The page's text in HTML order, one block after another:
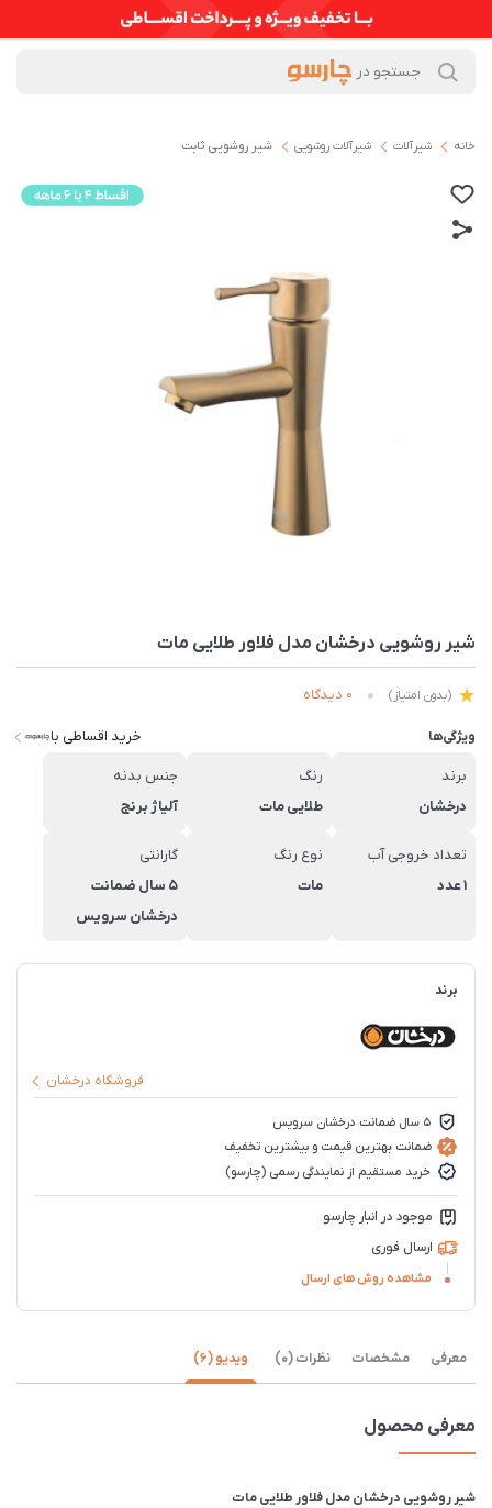
خانه شیرآلات شیرآلات روشویی شیر روشویی ثابت
شیر روشویی درخشان مدل فلاور طلایی مات
(بدون امتیاز) 0 دیدگاه
ویژگی‌ها خرید اقساطی با
برند
درخشان
رنگ
طلایی مات
جنس بدنه
آلیاژ برنج
تعداد خروجی آب
1 عدد
نوع رنگ
مات
گارانتی
5 سال ضمانت
درخشان سرویس
برند
فروشگاه درخشان
5 سال ضمانت درخشان سرویس
ضمانت بهترین قیمت و بیشترین تخفیف
خرید مستقیم از نمایندگی رسمی (چارسو)
موجود در انبار چارسو
ارسال فوری
مشاهده روش های ارسال
معرفی مشخصات نظرات (0) ویدیو (6)
معرفی محصول
شیر روشویی درخشان مدل فلاور طلایی مات